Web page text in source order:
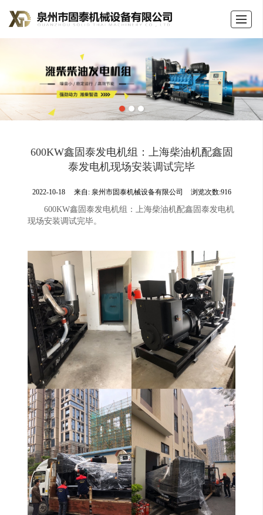
LBS
600KW鑫固泰发电机组：上海柴油机配鑫固
泰发电机现场安装调试完毕
2022-10-18 来自: 泉州市固泰机械设备有限公司 浏览次数:916
600KW鑫固泰发电机组：上海柴油机配鑫固泰发电机
现场安装调试完毕。